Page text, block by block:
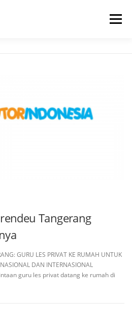
Menu
Tangerang
GURU LES PRIVAT KE RUMAH UNTUK
DAN INTERNASIONAL
guru les privat datang ke rumah di